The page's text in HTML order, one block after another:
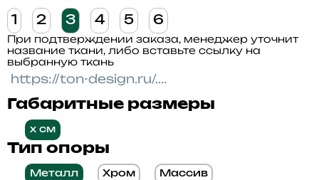
1 2 3 4 5 6
При подтверждении заказа, менеджер уточнит
название ткани, либо вставьте ссылку на
выбранную ткань
Габаритные размеры
x см
Тип опоры
Металл Хром Массив